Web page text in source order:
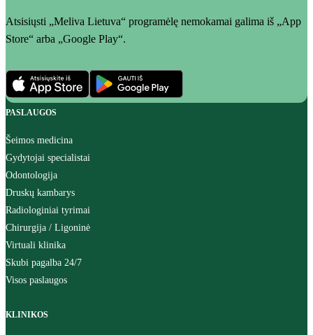
Atsisiųsti „Meliva Lietuva“ programėlę nemokamai galima iš „App
Store“ arba „Google Play“.
PASLAUGOS
Šeimos medicina
Gydytojai specialistai
Odontologija
Druskų kambarys
Radiologiniai tyrimai
Chirurgija / Ligoninė
Virtuali klinika
Skubi pagalba 24/7
Visos paslaugos
KLINIKOS